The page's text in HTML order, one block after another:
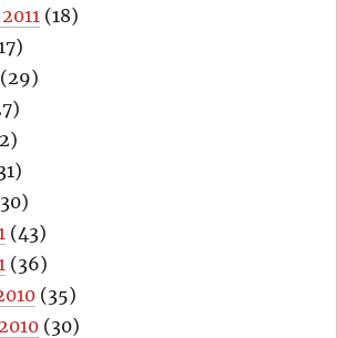
(18)
(29)
(43)
(36)
(35)
(30)